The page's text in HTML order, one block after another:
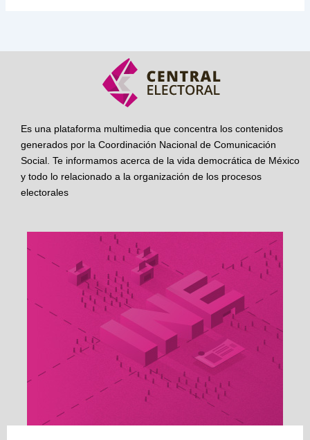
Es una plataforma multimedia que concentra los contenidos
generados por la Coordinación Nacional de Comunicación
Social. Te informamos acerca de la vida democrática de México
y todo lo relacionado a la organización de los procesos
electorales